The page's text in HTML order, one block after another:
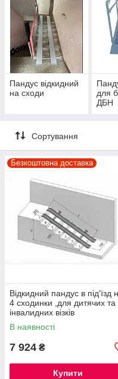
Пандус відкидний
на сходи
для
ДБН
Сортування
Безкоштовна доставка
Відкидний пандус в під'їзд
4 сходинки ,для дитячих та
інвалидних візків
В наявності
7 924 ₴
Купити